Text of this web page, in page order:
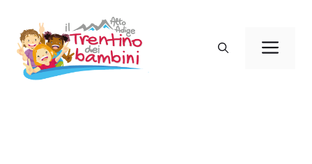
contenuto